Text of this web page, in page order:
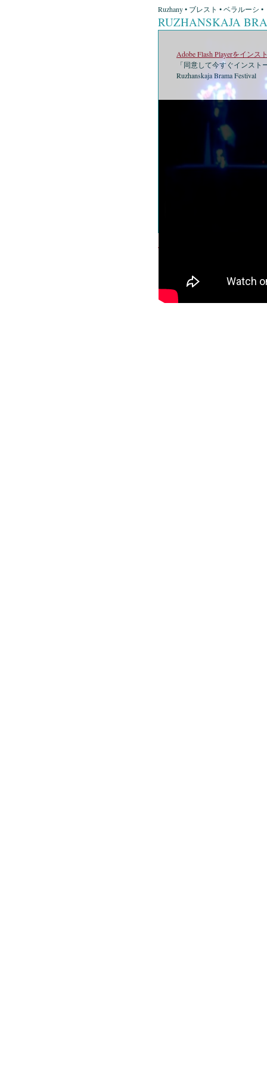
Ruzhany • ブレスト • ベラルーシ •
RUZHANSKAJA
Adobe Flash Playerをインス
「同意して今すぐインス
Ruzhanskaja Brama Festival
©